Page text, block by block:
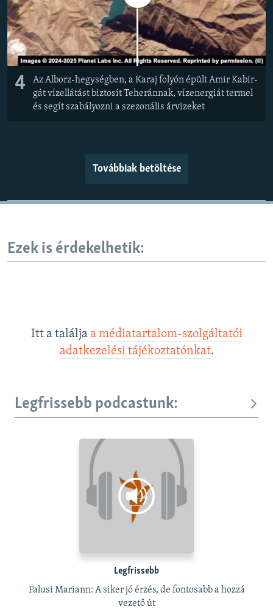
4
Az Alborz-hegységben, a Karaj folyón épült Amir Kabir-
gát vízellátást biztosít Teheránnak, vízenergiát termel
és segít szabályozni a szezonális árvizeket
Továbbiak betöltése
Ezek is érdekelhetik:
Itt a találja a médiatartalom-szolgáltatói
adatkezelési tájékoztatónkat.
Legfrissebb podcastunk:
Legfrissebb
Falusi Mariann: A siker jó érzés, de fontosabb a hozzá
vezető út